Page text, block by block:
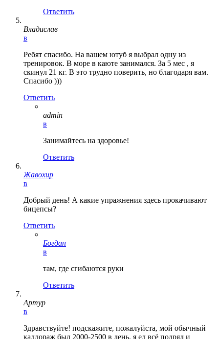
Ответить
Владислав
в
Ребят спасибо. На вашем ютуб я выбрал одну из
тренировок. В море в каюте занимался. За 5 мес , я
скинул 21 кг. В это трудно поверить, но благодаря вам.
Спасибо )))
Ответить
admin
в
Занимайтесь на здоровье!
Ответить
Жавохир
в
Добрый день! А какие упражнения здесь прокачивают
бицепсы?
Ответить
Богдан
в
там, где сгибаются руки
Ответить
Артур
в
Здравствуйте! подскажите, пожалуйста, мой обычный
каллораж был 2000-2500 в день, я ел всё подряд и